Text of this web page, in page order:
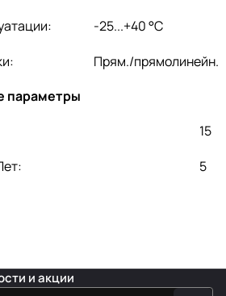
-25...+40 °C
Прям./прямолинейн.
параметры
15
5
и акции